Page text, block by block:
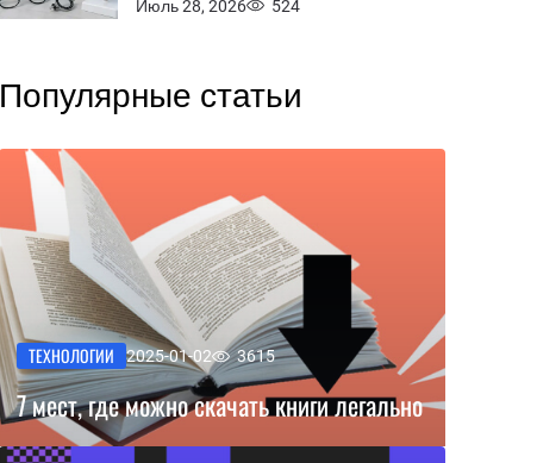
Июль 28, 2026 524
Популярные статьи
ТЕХНОЛОГИИ 2025-01-02 3615
7 мест, где можно скачать книги легально